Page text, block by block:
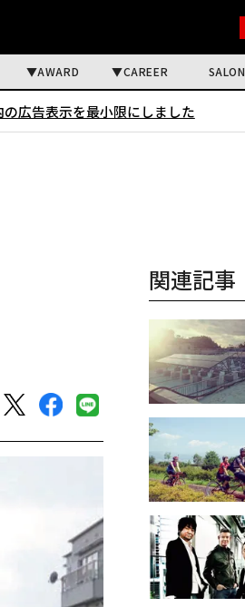
AWARD CAREER SALON
広告表示を最小限にしました
関連記事